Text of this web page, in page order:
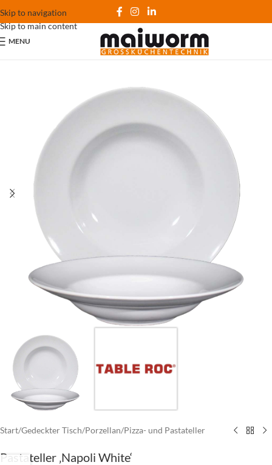
Skip to navigation
Skip to main content
MENU
Start/Gedeckter Tisch/Porzellan/Pizza- und Pastateller
Pastateller ‚Napoli White‘